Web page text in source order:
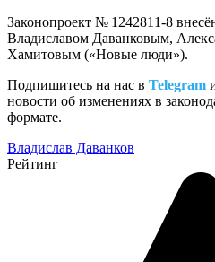
Законопроект № 1242811-8
Владиславом Даванковым,
Хамитовым («Новые люди»).
Подпишитесь на нас в Telegram
новости об изменениях в
формате.
Владислав Даванков
Рейтинг